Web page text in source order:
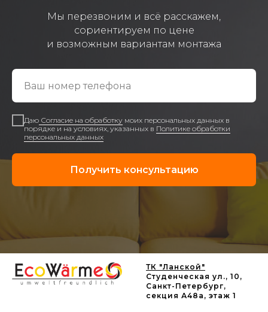
Мы перезвоним и всё расскажем,
сориентируем по цене
и возможным вариантам монтажа
Даю Согласие на обработку моих персональных данных в
порядке и на условиях, указанных в Политике обработки
персональных данных
Получить консультацию
ТК "Ланской"
Студенческая ул., 10,
Санкт-Петербург,
секция А48а, этаж 1